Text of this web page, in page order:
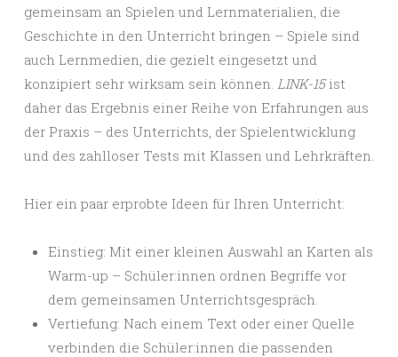
gemeinsam an Spielen und Lernmaterialien, die
Geschichte in den Unterricht bringen – Spiele sind
auch Lernmedien, die gezielt eingesetzt und
konzipiert sehr wirksam sein können. LINK-15ist
daher das Ergebnis einer Reihe von Erfahrungen aus
der Praxis – des Unterrichts, der Spielentwicklung
und des zahlloser Tests mit Klassen und Lehrkräften.
Hier ein paar erprobte Ideen für Ihren Unterricht:
Einstieg: Mit einer kleinen Auswahl an Karten als
Warm-up – Schüler:innen ordnen Begriffe vor
dem gemeinsamen Unterrichtsgespräch.
Vertiefung: Nach einem Text oder einer Quelle
verbinden die Schüler:innen die passenden